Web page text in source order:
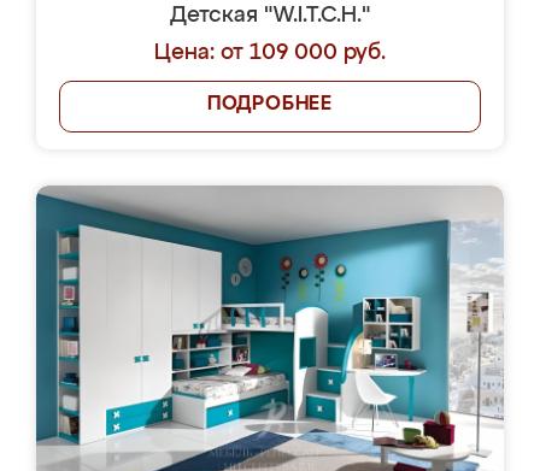
Детская "W.I.T.C.H."
Цена: от 109 000 руб.
ПОДРОБНЕЕ